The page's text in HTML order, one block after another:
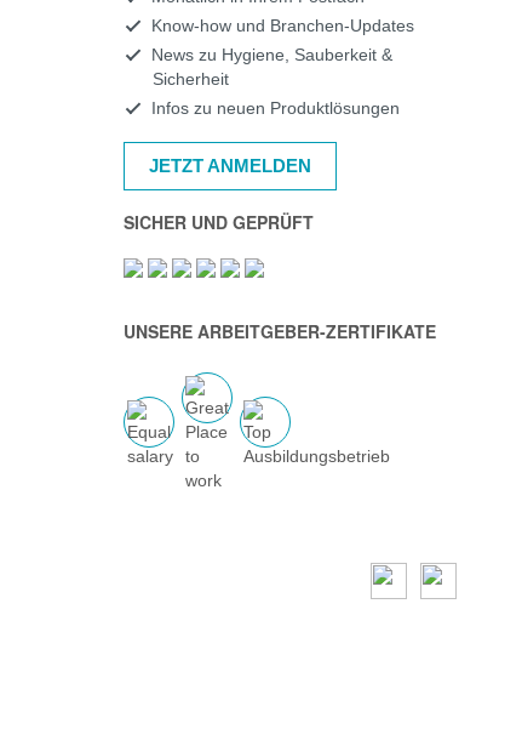
Know-how und Branchen-Updates
News zu Hygiene, Sauberkeit &
Sicherheit
Infos zu neuen Produktlösungen
JETZT ANMELDEN
SICHER UND GEPRÜFT
UNSERE ARBEITGEBER-ZERTIFIKATE